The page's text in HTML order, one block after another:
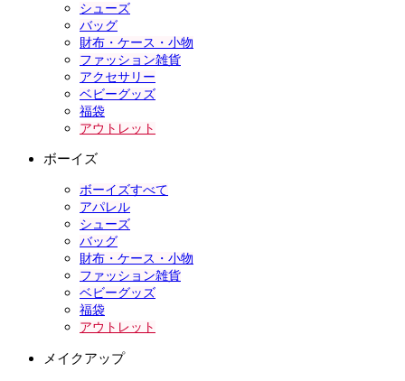
シューズ
バッグ
財布・ケース・小物
ファッション雑貨
アクセサリー
ベビーグッズ
福袋
アウトレット
ボーイズ
ボーイズすべて
アパレル
シューズ
バッグ
財布・ケース・小物
ファッション雑貨
ベビーグッズ
福袋
アウトレット
メイクアップ